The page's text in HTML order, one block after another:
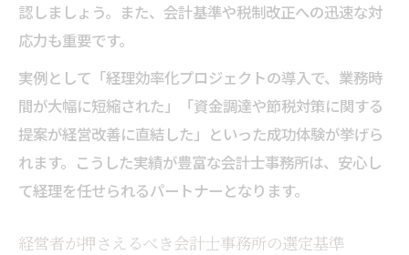
認しましょう。また、会計基準や税制改正への迅速な対
応力も重要です。
実例として「経理効率化プロジェクトの導入で、業務時
間が大幅に短縮された」「資金調達や節税対策に関する
提案が経営改善に直結した」といった成功体験が挙げら
れます。こうした実績が豊富な会計士事務所は、安心し
て経理を任せられるパートナーとなります。
経営者が押さえるべき会計士事務所の選定基準